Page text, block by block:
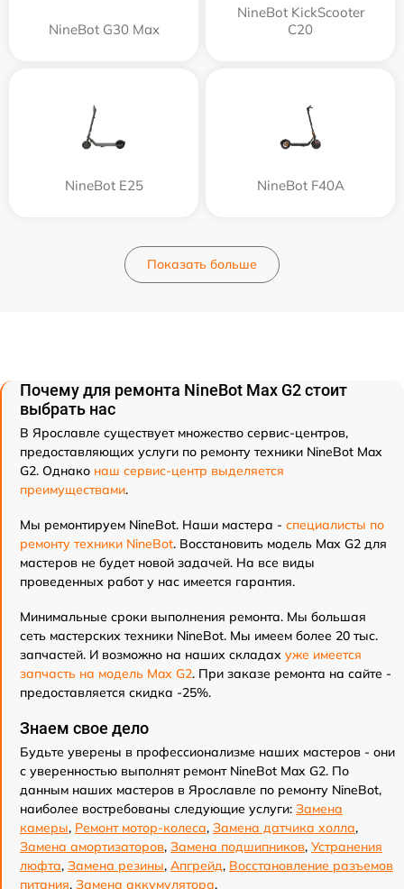
NineBot G30 Max
NineBot KickScooter
C20
NineBot E25 NineBot F40A
Показать больше
Почему для ремонта NineBot Max G2 стоит
выбрать нас
В Ярославле существует множество сервис-центров,
предоставляющих услуги по ремонту техники NineBot Max
G2. Однако наш сервис-центр выделяется
преимуществами.
Мы ремонтируем NineBot. Наши мастера - специалисты по
ремонту техники NineBot. Восстановить модель Max G2 для
мастеров не будет новой задачей. На все виды
проведенных работ у нас имеется гарантия.
Минимальные сроки выполнения ремонта. Мы большая
сеть мастерских техники NineBot. Мы имеем более 20 тыс.
запчастей. И возможно на наших складах уже имеется
запчасть на модель Max G2. При заказе ремонта на сайте -
предоставляется скидка -25%.
Знаем свое дело
Будьте уверены в профессионализме наших мастеров - они
с уверенностью выполнят ремонт NineBot Max G2. По
данным наших мастеров в Ярославле по ремонту NineBot,
наиболее востребованы следующие услуги: Замена
камеры, Ремонт мотор-колеса, Замена датчика холла,
Замена амортизаторов, Замена подшипников, Устранения
люфта, Замена резины, Апгрейд, Восстановление разъемов
питания, Замена аккумулятора.